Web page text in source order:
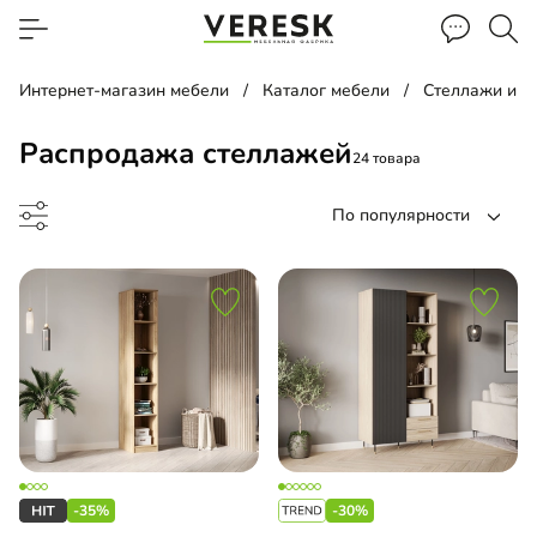
Интернет-магазин мебели Каталог мебели Стеллажи и
Распродажа стеллажей24 товара
По популярности
до
-35% -30%